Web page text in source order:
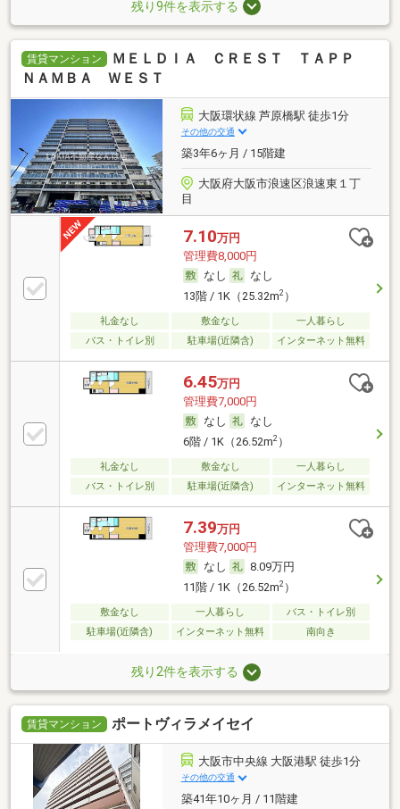
残り9件を表示する
賃貸マンション
ＭＥＬＤＩＡ ＣＲＥＳＴ ＴＡＰＰ
ＮＡＭＢＡ ＷＥＳＴ
大阪環状線 芦原橋駅 徒歩1分
その他の交通
築3年6ヶ月 / 15階建
大阪府大阪市浪速区浪速東１丁
目
7.10万円
管理費8,000円
なし
なし
13階 / 1K（25.32m2）
礼金なし 敷金なし
一人暮らし
バス・トイレ別
駐車場(近隣含) インターネット無料
6.45万円
管理費7,000円
なし
なし
6階 / 1K（26.52m2）
礼金なし 敷金なし
一人暮らし
バス・トイレ別
駐車場(近隣含) インターネット無料
7.39万円
管理費7,000円
なし
8.09万円
11階 / 1K（26.52m2）
敷金なし 一人暮らし
バス・トイレ別
駐車場(近隣含)
インターネット無料 南向き
残り2件を表示する
賃貸マンション ポートヴィラメイセイ
大阪市中央線 大阪港駅 徒歩1分
その他の交通
築41年10ヶ月 / 11階建